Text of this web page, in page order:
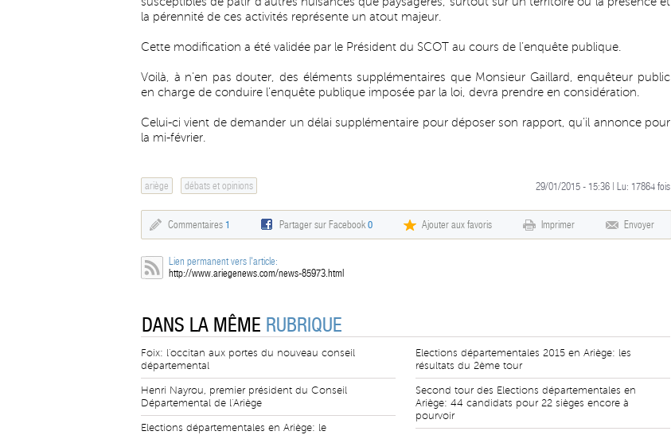
la pérennité de ces activités représente un atout majeur.
Cette modification a été validée par le Président du SCOT au cours de l’enquête publique.
Voilà, à n’en pas douter, des éléments supplémentaires que Monsieur Gaillard, enquêteur public
en charge de conduire l’enquête publique imposée par la loi, devra prendre en considération.
Celui-ci vient de demander un délai supplémentaire pour déposer son rapport, qu’il annonce pour
la mi-février.
ariège débats et opinions 29/01/2015 - 15:36 | Lu: 17864 fois
Commentaires 1 Partager sur Facebook0 Ajouter aux favoris Imprimer Envoyer
Lien permanent vers l'article:
http://www.ariegenews.com/news-85973.html
DANS LA MÊME RUBRIQUE
Foix: l'occitan aux portes du nouveau conseil
départemental
Henri Nayrou, premier président du Conseil
Départemental de l'Ariège
Elections départementales en Ariège: le
Elections départementales 2015 en Ariège: les
résultats du 2ème tour
Second tour des Elections départementales en
Ariège: 44 candidats pour 22 sièges encore à
pourvoir